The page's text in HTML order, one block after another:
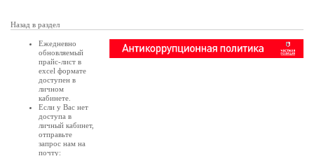
Назад в раздел
Ежедневно
обновляемый
прайс-лист в
excel формате
доступен в
личном
кабинете
Если у Вас нет
доступа в
личный кабинет,
отправьте
запрос нам на
почту: